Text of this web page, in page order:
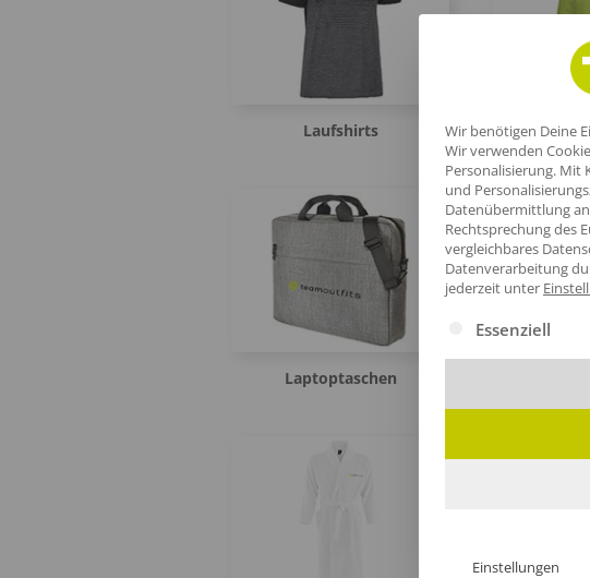
Laufshirts
Laptoptaschen
Wir benötigen Deine
Wir verwenden
Personalisierung. Mit
und
Datenübermittlung
Rechtsprechung des
vergleichbares
Datenverarbeitung
jederzeit unter
Es folgt eine
Essenziell
Einstellungen